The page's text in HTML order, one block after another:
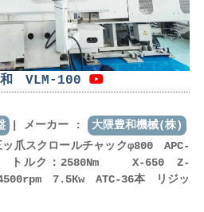
和 VLM-100
メーカー :
大隈豊和機械(株)
スクロールチャックφ800 APC-
トルク：2580Nm X-650 Z-
7.5Kw ATC-36本 リジッ